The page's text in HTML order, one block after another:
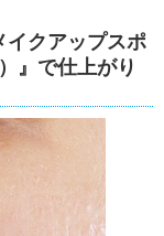
クアップスポ
』で仕上がり